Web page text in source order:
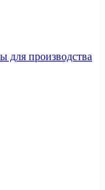
для производства